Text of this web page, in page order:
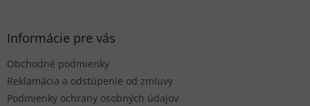
Informácie pre vás
Obchodné podmienky
Reklamácia a odstúpenie od zmluvy
Podmienky ochrany osobných údajov